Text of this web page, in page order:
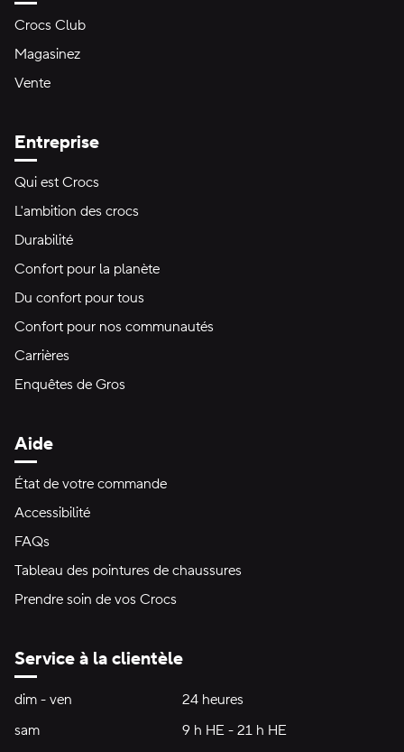
Crocs Club
Magasinez
Vente
Entreprise
Qui est Crocs
L'ambition des crocs
Durabilité
Confort pour la planète
Du confort pour tous
Confort pour nos communautés
Carrières
Enquêtes de Gros
Aide
État de votre commande
Accessibilité
FAQs
Tableau des pointures de chaussures
Prendre soin de vos Crocs
Service à la clientèle
Heures d'ouverture:
dim - ven dimanche à vendredi24 heures24 heures
sam
9 h HE - 21 h HE9 h HE - 21 h HE